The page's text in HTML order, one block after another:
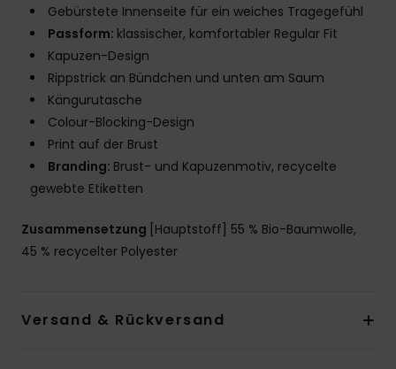
Gebürstete Innenseite für ein weiches Tragegefühl
Passform: klassischer, komfortabler Regular Fit
Kapuzen-Design
Rippstrick an Bündchen und unten am Saum
Kängurutasche
Colour-Blocking-Design
Print auf der Brust
Branding: Brust- und Kapuzenmotiv, recycelte
gewebte Etiketten
Zusammensetzung [Hauptstoff] 55 % Bio-Baumwolle,
45 % recycelter Polyester
Versand & Rückversand